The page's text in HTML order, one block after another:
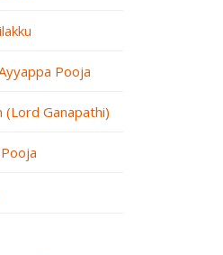
Pooja
Ganapathi)